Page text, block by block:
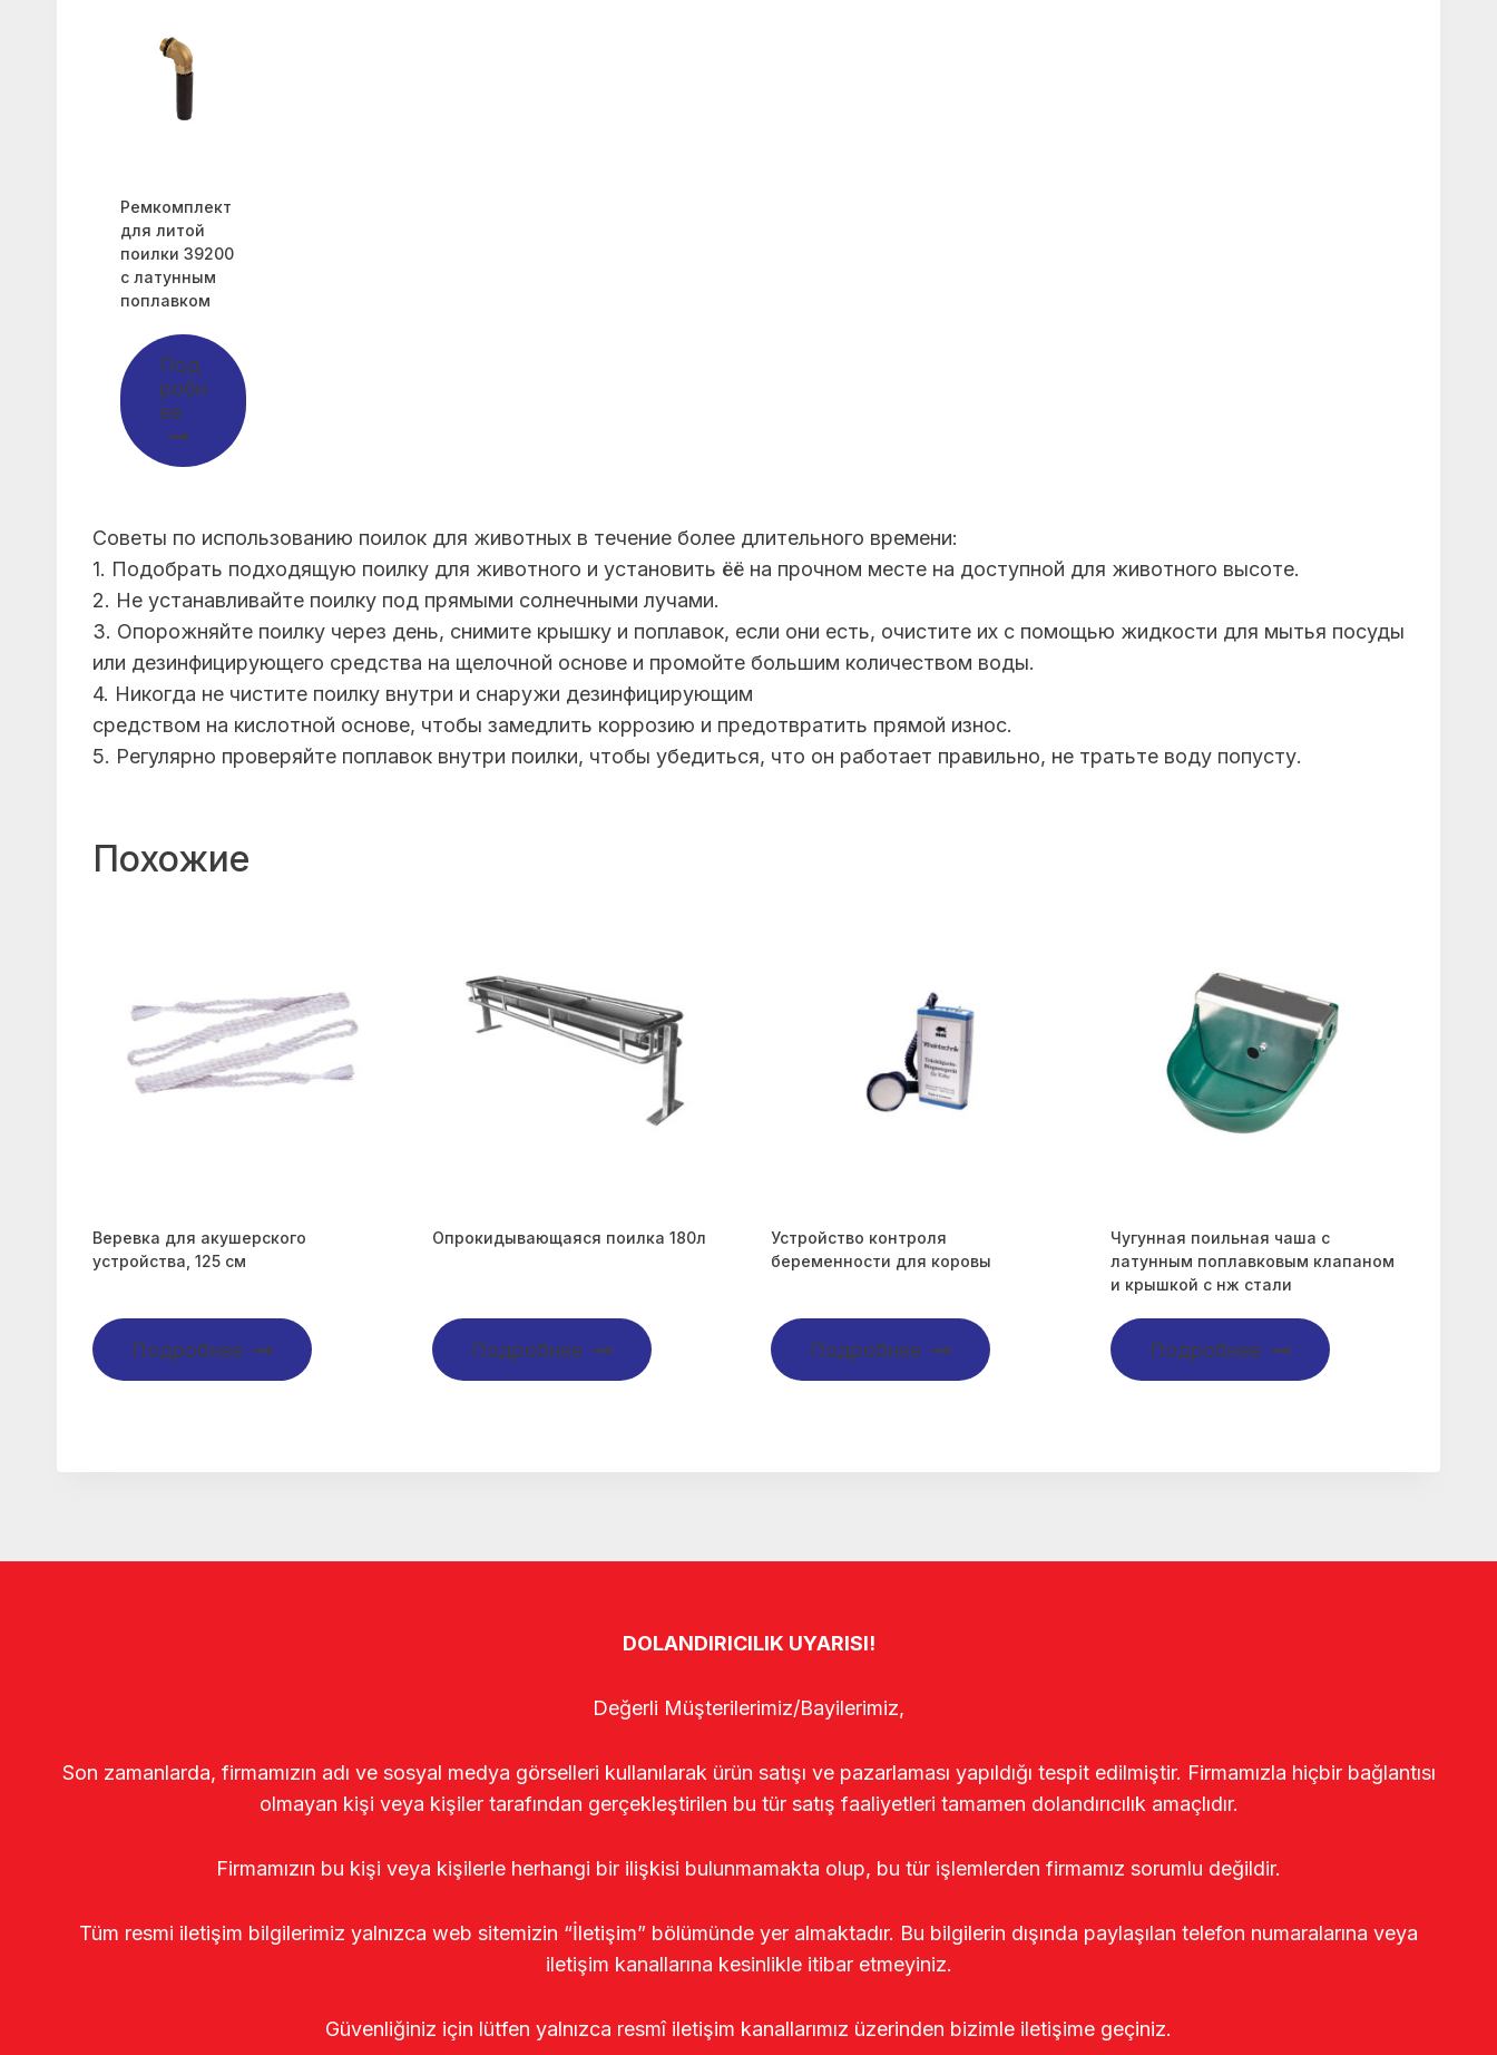
Ремкомплект
для литой
поилки 39200
с латунным
поплавком
Под
робн
ее
Советы по использованию поилок для животных в течение более длительного времени:
1. Подобрать подходящую поилку для животного и установить ёё на прочном месте на доступной для животного высоте.
2. Не устанавливайте поилку под прямыми солнечными лучами.
3. Опорожняйте поилку через день, снимите крышку и поплавок, если они есть, очистите их с помощью жидкости для мытья посуды
или дезинфицирующего средства на щелочной основе и промойте большим количеством воды.
4. Никогда не чистите поилку внутри и снаружи дезинфицирующим
средством на кислотной основе, чтобы замедлить коррозию и предотвратить прямой износ.
5. Регулярно проверяйте поплавок внутри поилки, чтобы убедиться, что он работает правильно, не тратьте воду попусту.
Похожие
Веревка для акушерского
устройства, 125 см
Подробнее
Опрокидывающаяся поилка 180л
Подробнее
Устройство контроля
беременности для коровы
Подробнее
Чугунная поильная чаша c
латунным поплавковым клапаном
и крышкой с нж стали
Подробнее
DOLANDIRICILIK UYARISI!
Değerli Müşterilerimiz/Bayilerimiz,
Son zamanlarda, firmamızın adı ve sosyal medya görselleri kullanılarak ürün satışı ve pazarlaması yapıldığı tespit edilmiştir. Firmamızla hiçbir bağlantısı
olmayan kişi veya kişiler tarafından gerçekleştirilen bu tür satış faaliyetleri tamamen dolandırıcılık amaçlıdır.
Firmamızın bu kişi veya kişilerle herhangi bir ilişkisi bulunmamakta olup, bu tür işlemlerden firmamız sorumlu değildir.
Tüm resmi iletişim bilgilerimiz yalnızca web sitemizin “İletişim” bölümünde yer almaktadır. Bu bilgilerin dışında paylaşılan telefon numaralarına veya
iletişim kanallarına kesinlikle itibar etmeyiniz.
Güvenliğiniz için lütfen yalnızca resmî iletişim kanallarımız üzerinden bizimle iletişime geçiniz.